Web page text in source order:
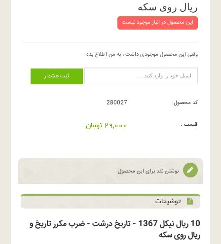
ریال روی سکه
این محصول در انبار موجود نیست
وقتی این محصول موجودی داشت ، به من اطلاع بده
ثبت هشدار
کد محصول: 280027
قیمت : 29,000 تومان
نوشتن نقد برای این محصول
توضیحات
10 ریال نیکل 1367 - تاریخ درشت - ضرب مکرر تاریخ و
ریال روی سکه